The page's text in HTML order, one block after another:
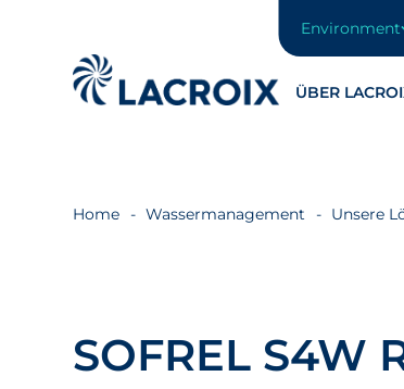
Navigationsmenü
Fußbereich
ÜBER
Environment
Home Wassermanagement Unsere
SOFREL S4W